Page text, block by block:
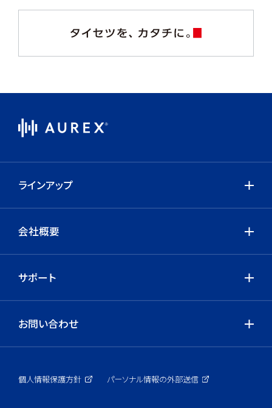
ラインアップ
会社概要
サポート
お問い合わせ
個人情報保護方針 パーソナル情報の外部送信